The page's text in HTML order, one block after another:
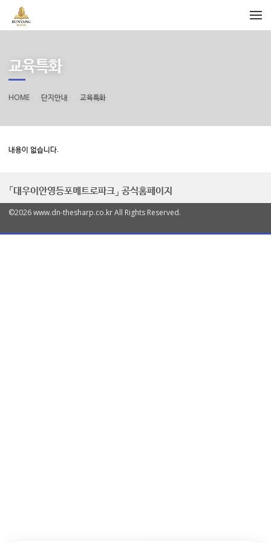
교육특화
HOME 단지안내 교육특화
내용이 없습니다.
「대우이안영등포메트로파크」 공식홈페이지
©2026 www.dn-thesharp.co.kr All Rights Reserved.